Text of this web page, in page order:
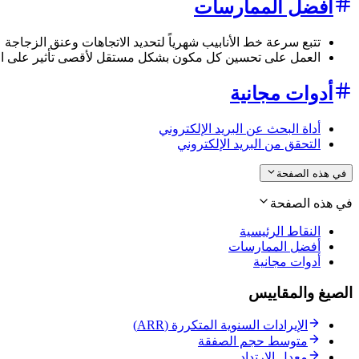
أفضل الممارسات
تتبع سرعة خط الأنابيب شهرياً لتحديد الاتجاهات وعنق الزجاجة
العمل على تحسين كل مكون بشكل مستقل لأقصى تأثير على
أدوات مجانية
أداة البحث عن البريد الإلكتروني
التحقق من البريد الإلكتروني
في هذه الصفحة
في هذه الصفحة
النقاط الرئيسية
أفضل الممارسات
أدوات مجانية
الصيغ والمقاييس
الإيرادات السنوية المتكررة (ARR)
متوسط حجم الصفقة